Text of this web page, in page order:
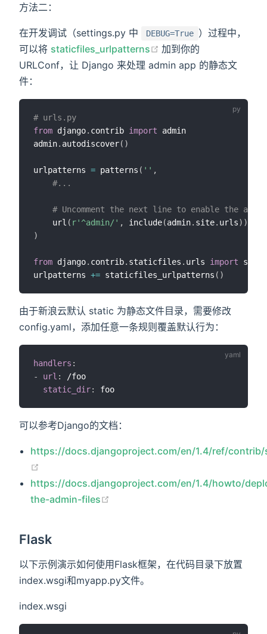
方法二：
在开发调试（settings.py 中 DEBUG=True ）过程中，
可以将 staticfiles_urlpatterns (opens new window)
加到你的
URLConf，让 Django 来处理 admin app 的静态文
件：
# urls.py
from django. contrib import admin
admin. autodiscover( )
urlpatterns = patterns ( '' ,
#...
# Uncomment the next line to enable the
    url
( r'^admin/' , include(admin. site. urls) )
)
from django. contrib. staticfiles . urls import
urlpatterns += staticfiles_urlpatterns ( )
由于新浪云默认 static 为静态文件目录，需要修改
config.yaml，添加任意一条规则覆盖默认行为：
handlers :
-
url :
/foo
static_dir:
可以参考Django的文档：
https://docs.djangoproject.com/en/1.4/ref/
https://docs.djangoproject.com/en/1.4/howto/
the-admin-files
Flask
以下示例演示如何使用Flask框架，在代码目录下放置
index.wsgi和myapp.py文件。
index.wsgi